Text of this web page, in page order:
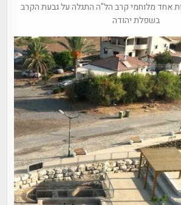
אחד מלוחמי קרב הל"ה התגלה על גבעת הקרב
בשפלת יהודה